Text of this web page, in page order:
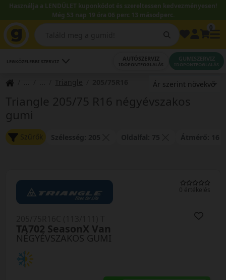
Használja a LENDÜLET kuponkódot és szereltessen kedvezményesen!
Még 53 nap 19 óra 06 perc 13 másodperc.
LEGKÖZELEBBI SZERVIZ AUTÓSZERVIZ
IDŐPONTFOGLALÁS
GUMISZERVIZ
IDŐPONTFOGLALÁS
Triangle
Triangle 205/75 R16 négyévszakos
gumi
Szűrők
0 értékelés
NÉGYÉVSZAKOS GUMI
TA702 SeasonX Van